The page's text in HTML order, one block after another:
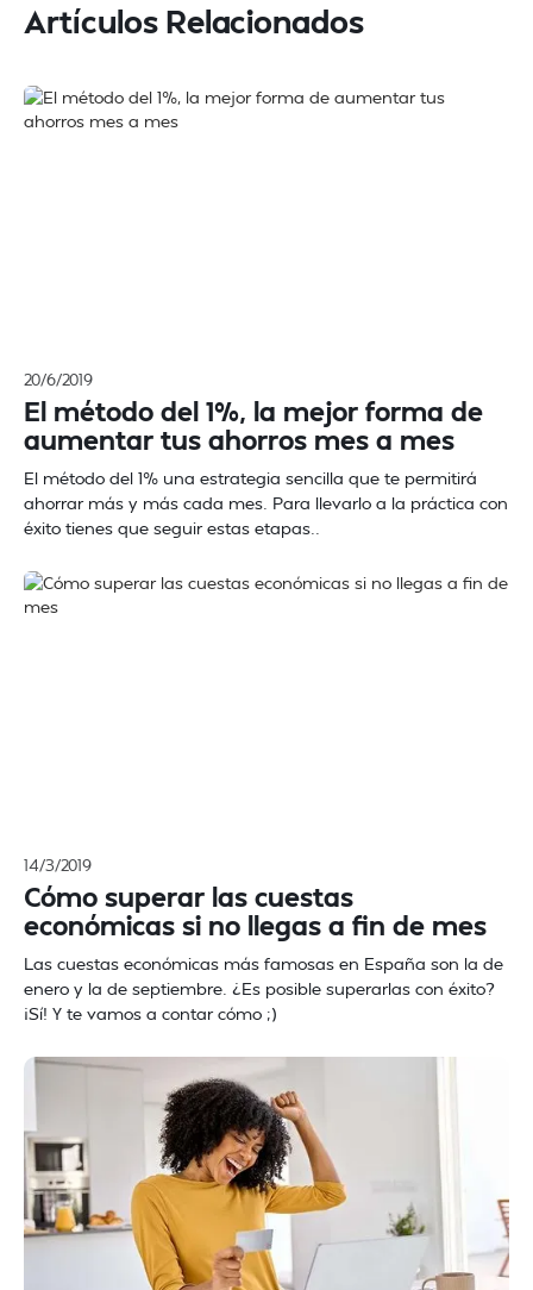
Artículos Relacionados
20/6/2019
El método del 1%, la mejor forma de
aumentar tus ahorros mes a mes
El método del 1% una estrategia sencilla que te permitirá
ahorrar más y más cada mes. Para llevarlo a la práctica con
éxito tienes que seguir estas etapas..
14/3/2019
Cómo superar las cuestas
económicas si no llegas a fin de mes
Las cuestas económicas más famosas en España son la de
enero y la de septiembre. ¿Es posible superarlas con éxito?
¡Sí! Y te vamos a contar cómo ;)